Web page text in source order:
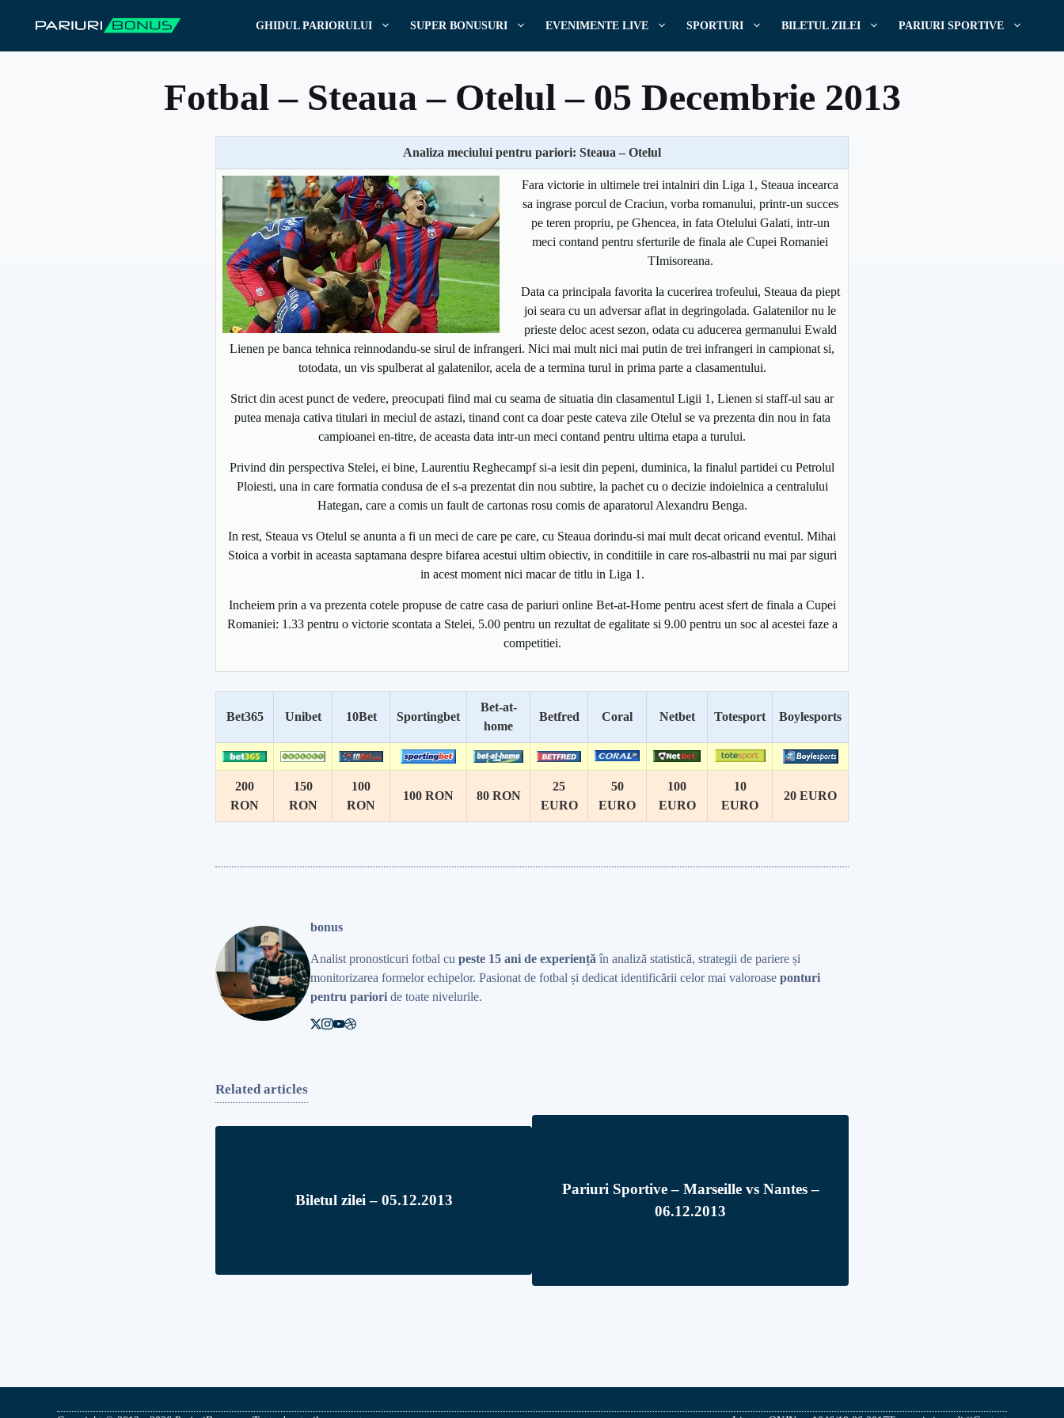
GHIDUL PARIORULUI SUPER BONUSURI EVENIMENTE LIVE SPORTURI BILETUL ZILEI PARIURI SPORTIVE
Fotbal – Steaua – Otelul – 05 Decembrie 2013
Scris debonus
5 decembrie, 2013 Informatii Sporturi
Analiza meciului pentru pariori: Steaua – Otelul
Fara victorie in ultimele trei intalniri din Liga 1, Steaua incearca
sa ingrase porcul de Craciun, vorba romanului, printr-un succes
pe teren propriu, pe Ghencea, in fata Otelului Galati, intr-un
meci contand pentru sferturile de finala ale Cupei Romaniei
TImisoreana.
Data ca principala favorita la cucerirea trofeului, Steaua da piept
joi seara cu un adversar aflat in degringolada. Galatenilor nu le
prieste deloc acest sezon, odata cu aducerea germanului Ewald
Lienen pe banca tehnica reinnodandu-se sirul de infrangeri. Nici mai mult nici mai putin de trei infrangeri in campionat si,
totodata, un vis spulberat al galatenilor, acela de a termina turul in prima parte a clasamentului.
Strict din acest punct de vedere, preocupati fiind mai cu seama de situatia din clasamentul Ligii 1, Lienen si staff-ul sau ar
putea menaja cativa titulari in meciul de astazi, tinand cont ca doar peste cateva zile Otelul se va prezenta din nou in fata
campioanei en-titre, de aceasta data intr-un meci contand pentru ultima etapa a turului.
Privind din perspectiva Stelei, ei bine, Laurentiu Reghecampf si-a iesit din pepeni, duminica, la finalul partidei cu Petrolul
Ploiesti, una in care formatia condusa de el s-a prezentat din nou subtire, la pachet cu o decizie indoielnica a centralului
Hategan, care a comis un fault de cartonas rosu comis de aparatorul Alexandru Benga.
In rest, Steaua vs Otelul se anunta a fi un meci de care pe care, cu Steaua dorindu-si mai mult decat oricand eventul. Mihai
Stoica a vorbit in aceasta saptamana despre bifarea acestui ultim obiectiv, in conditiile in care ros-albastrii nu mai par siguri
in acest moment nici macar de titlu in Liga 1.
Incheiem prin a va prezenta cotele propuse de catre casa de pariuri online Bet-at-Home pentru acest sfert de finala a Cupei
Romaniei: 1.33 pentru o victorie scontata a Stelei, 5.00 pentru un rezultat de egalitate si 9.00 pentru un soc al acestei faze a
competitiei.
Bet365 Unibet 10Bet Sportingbet
Bet-at-
home
Betfred Coral Netbet Totesport Boylesports
200
RON
150
RON
100
RON
100 RON 80 RON
25
EURO
50
EURO
100
EURO
10
EURO
20 EURO
bonus
Analist pronosticuri fotbal cu peste 15 ani de experiență în analiză statistică, strategii de pariere și
monitorizarea formelor echipelor. Pasionat de fotbal și dedicat identificării celor mai valoroase ponturi
pentru pariori de toate nivelurile.
Related articles
Biletul zilei – 05.12.2013
Pariuri Sportive – Marseille vs Nantes –
06.12.2013